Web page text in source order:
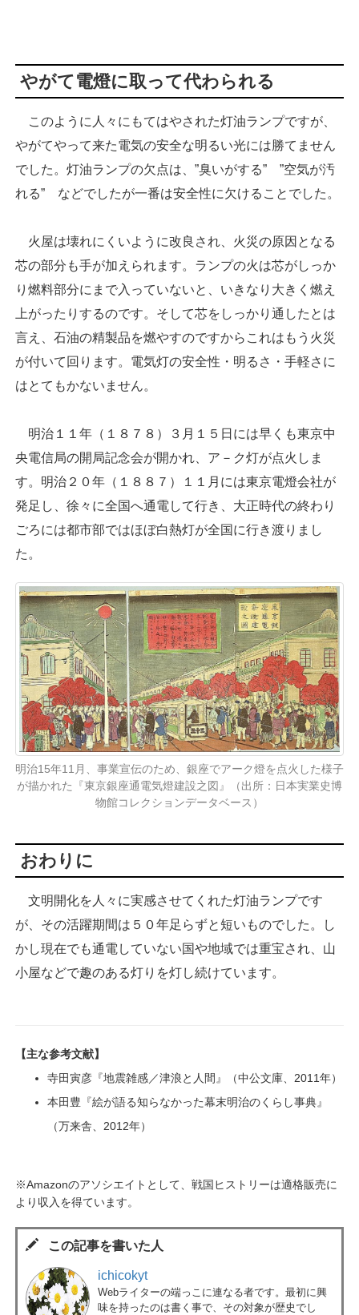
やがて電燈に取って代わられる
このように人々にもてはやされた灯油ランプですが、
やがてやって来た電気の安全な明るい光には勝てません
でした。灯油ランプの欠点は、”臭いがする” ”空気が汚
れる” などでしたが一番は安全性に欠けることでした。
火屋は壊れにくいように改良され、火災の原因となる
芯の部分も手が加えられます。ランプの火は芯がしっか
り燃料部分にまで入っていないと、いきなり大きく燃え
上がったりするのです。そして芯をしっかり通したとは
言え、石油の精製品を燃やすのですからこれはもう火災
が付いて回ります。電気灯の安全性・明るさ・手軽さに
はとてもかないません。
明治１１年（１８７８）３月１５日には早くも東京中
央電信局の開局記念会が開かれ、ア－ク灯が点火しま
す。明治２０年（１８８７）１１月には東京電燈会社が
発足し、徐々に全国へ通電して行き、大正時代の終わり
ごろには都市部ではほぼ白熱灯が全国に行き渡りまし
た。
明治15年11月、事業宣伝のため、銀座でアーク燈を点火した様子
が描かれた『東京銀座通電気燈建設之図』（出所：日本実業史博
物館コレクションデータベース）
おわりに
文明開化を人々に実感させてくれた灯油ランプです
が、その活躍期間は５０年足らずと短いものでした。し
かし現在でも通電していない国や地域では重宝され、山
小屋などで趣のある灯りを灯し続けています。
【主な参考文献】
寺田寅彦『地震雑感／津浪と人間』（中公文庫、2011年）
本田豊『絵が語る知らなかった幕末明治のくらし事典』
（万来舎、2012年）
※Amazonのアソシエイトとして、戦国ヒストリーは適格販売に
より収入を得ています。
この記事を書いた人
ichicokyt
Webライターの端っこに連なる者です。最初に興
味を持ったのは書く事で、その対象が歴史でし